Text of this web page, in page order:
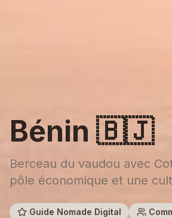
Bénin 🇧🇯
Berceau du vaudou avec
pôle économique et une
Guide Nomade Digital